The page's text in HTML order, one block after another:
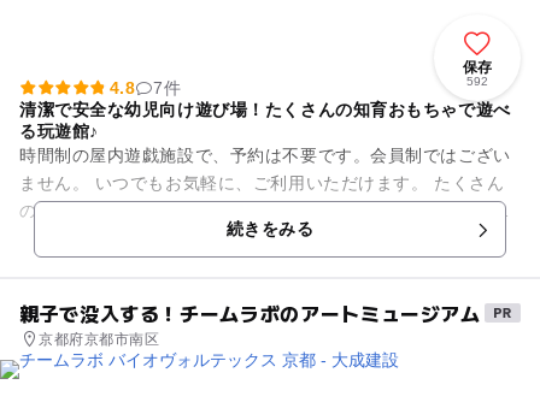
保存
592
4.8
7件
清潔で安全な幼児向け遊び場！たくさんの知育おもちゃで遊べ
る玩遊館♪
時間制の屋内遊戯施設で、予約は不要です。会員制ではござい
ません。 いつでもお気軽に、ご利用いただけます。 たくさん
の鉄道玩具、ブロック、可愛いお人形を、自由に選んで遊べま
続きをみる
親子で没入する！チームラボのアートミュージアム
京都府京都市南区